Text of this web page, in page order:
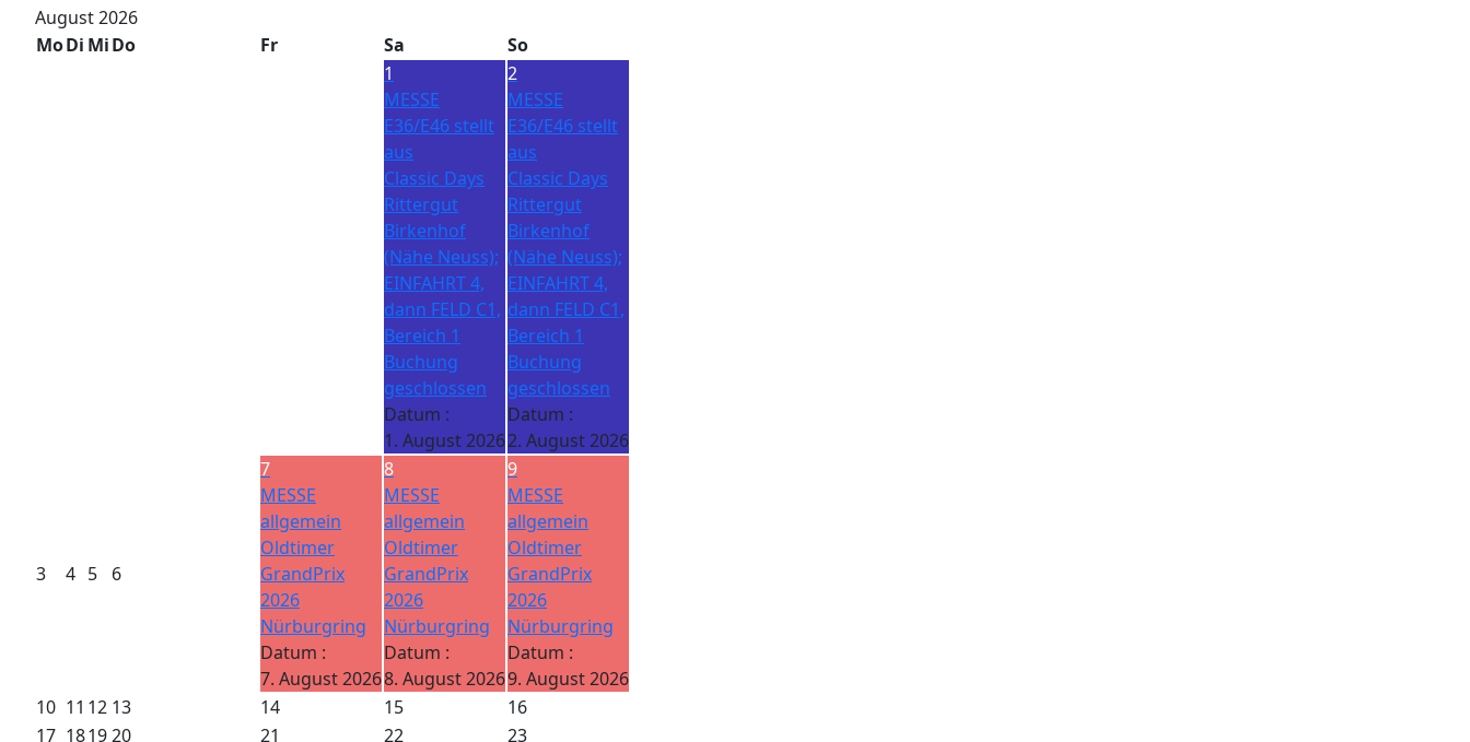
August 2026
MoDi MiDo Fr Sa
So
1
MESSE
E36/E46 stellt
aus
Classic Days
Rittergut
Birkenhof
(Nähe Neuss);
EINFAHRT 4,
dann FELD C1,
Bereich 1
Buchung
geschlossen
Datum :
1. August 2026
2
MESSE
E36/E46 stellt
aus
Classic Days
Rittergut
Birkenhof
(Nähe Neuss);
EINFAHRT 4,
dann FELD C1,
Bereich 1
Buchung
geschlossen
Datum :
2. August 2026
3 4 5 6
7
MESSE
allgemein
Oldtimer
GrandPrix
2026
Nürburgring
Datum :
7. August 2026
8
MESSE
allgemein
Oldtimer
GrandPrix
2026
Nürburgring
Datum :
8. August 2026
9
MESSE
allgemein
Oldtimer
GrandPrix
2026
Nürburgring
Datum :
9. August 2026
10 11 12 13 14 15
16
17 181920 21 22 23